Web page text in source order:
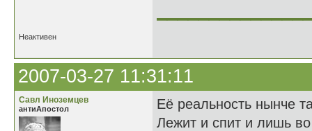
Неактивен
2007-03-27 11:31:11
Савл Иноземцев
антиАпостол
Её реальность нынче
Лежит и спит и лишь